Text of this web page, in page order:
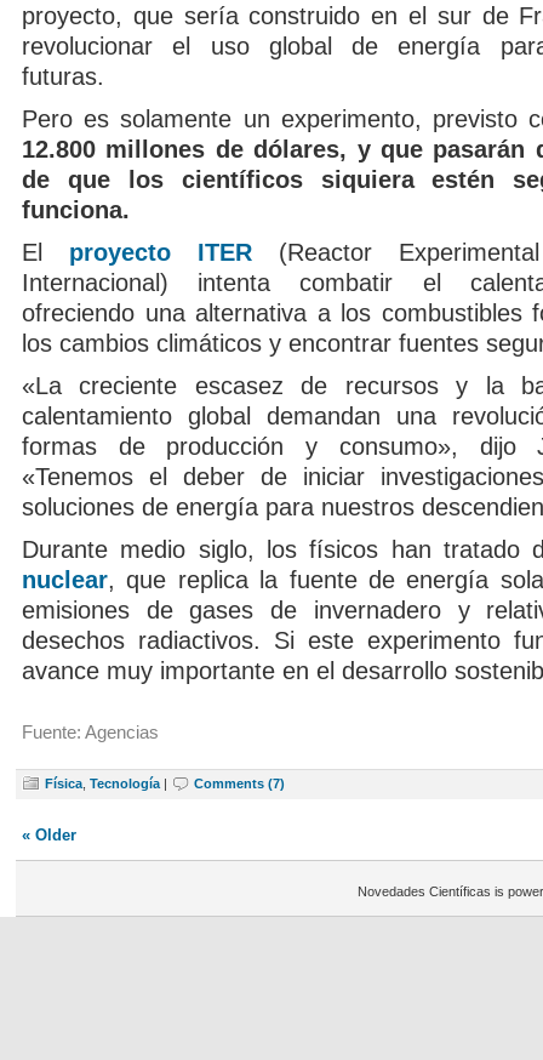
proyecto, que sería construido en el sur de
revolucionar el uso global de energía
futuras.
Pero es solamente un experimento, previsto
12.800 millones de dólares, y que pasarán
de que los científicos siquiera estén
funciona.
El proyecto ITER (Reactor
Internacional) intenta combatir el
ofreciendo una alternativa a los combustibles
los cambios climáticos y encontrar fuentes
«La creciente escasez de recursos y la
calentamiento global demandan una
formas de producción y consumo», dijo
«Tenemos el deber de iniciar
soluciones de energía para nuestros
Durante medio siglo, los físicos han tratado
nuclear, que replica la fuente de energía
emisiones de gases de invernadero y
desechos radiactivos. Si este experimento
avance muy importante en el desarrollo
Fuente: Agencias
Física Tecnología | Comments (7)
« Older
Novedades Científicas is